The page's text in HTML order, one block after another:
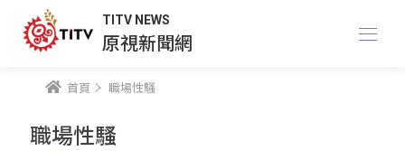
TITV NEWS
原視新聞網
首頁 職場性騷
職場性騷